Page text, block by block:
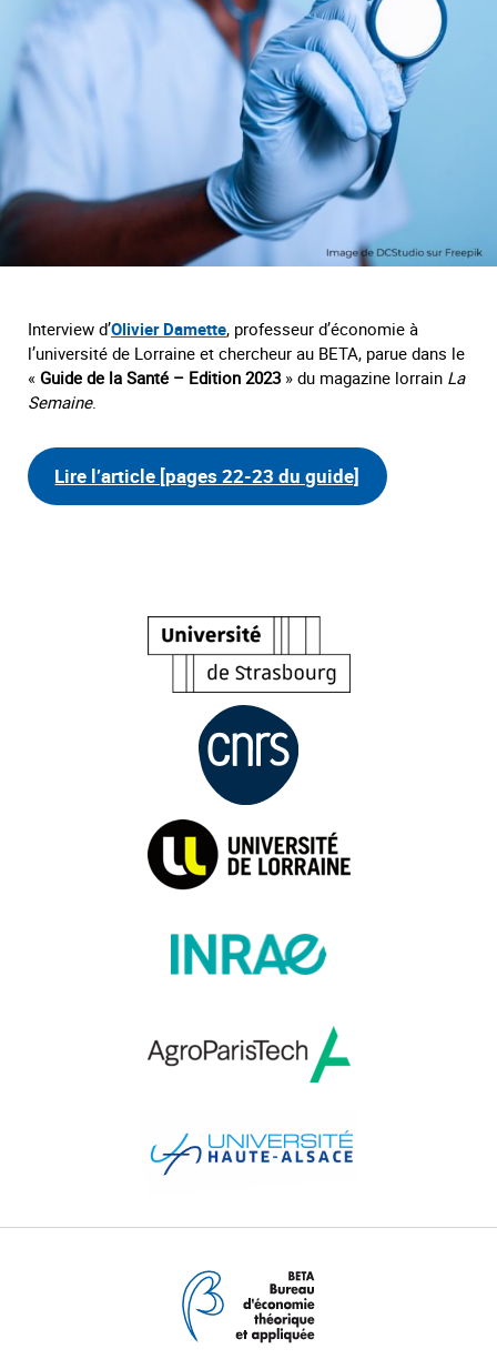
Interview d’Olivier Damette, professeur d’économie à
l’université de Lorraine et chercheur au BETA, parue dans le
« Guide de la Santé – Edition 2023 » du magazine lorrain La
Semaine.
Lire l’article [pages 22-23 du guide]